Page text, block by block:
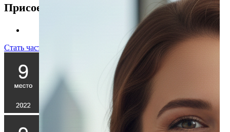
Присоединяйтесь к нам
Стать частью команды!